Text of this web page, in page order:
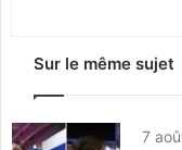
Sur le même sujet
7